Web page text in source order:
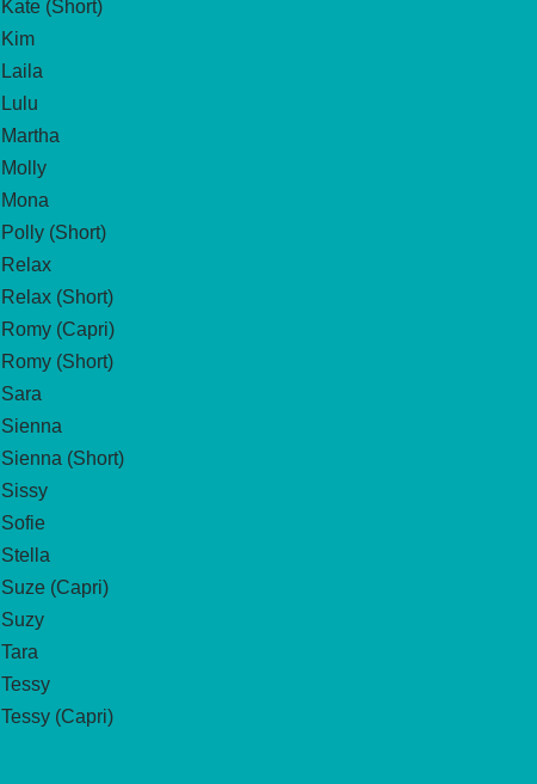
Kate (Short)
Kim
Laila
Lulu
Martha
Molly
Mona
Polly (Short)
Relax
Relax (Short)
Romy (Capri)
Romy (Short)
Sara
Sienna
Sienna (Short)
Sissy
Sofie
Stella
Suze (Capri)
Suzy
Tara
Tessy
Tessy (Capri)